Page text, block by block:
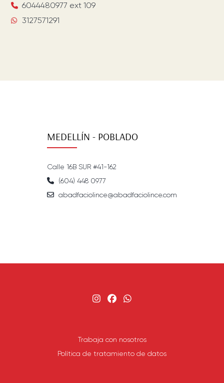
6044480977 ext 109
3127571291
MEDELLÍN - POBLADO
Calle 16B SUR #41-162
(604) 448 0977
abadfaciolince@abadfaciolince.com
Trabaja con nosotros
Política de tratamiento de datos